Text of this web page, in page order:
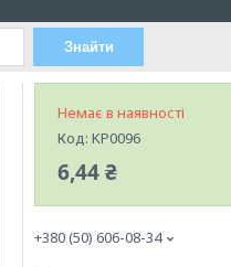
Знайти
Немає в наявності
Код: KP0096
6,44 ₴
+380 (50) 606-08-34